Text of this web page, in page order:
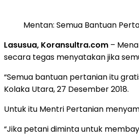
Mentan: Semua Bantuan
Lasusua, Koransultra.com –
secara tegas menyatakan jika
“Semua bantuan pertanian itu
Kolaka Utara, 27 Desember 2018.
Untuk itu Mentri Pertanian
“Jika petani diminta untuk